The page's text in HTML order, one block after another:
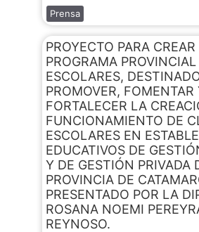
Prensa
PROYECTO PARA CREAR
PROGRAMA
ESCOLARES,
PROMOVER, FOMENTAR
FORTALECER LA
FUNCIONAMIENTO DE
ESCOLARES EN
EDUCATIVOS DE
Y DE GESTIÓN PRIVADA
PROVINCIA DE
PRESENTADO POR LA
ROSANA NOEMI
REYNOSO.